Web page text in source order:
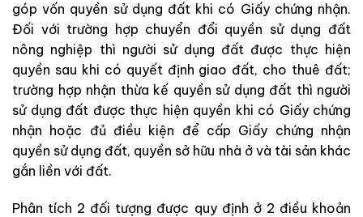
góp vốn quyền sử dụng đất khi có Giấy chứng nhận.
Đối với trường hợp chuyển đổi quyền sử dụng đất
nông nghiệp thì người sử dụng đất được thực hiện
quyền sau khi có quyết định giao đất, cho thuê đất;
trường hợp nhận thừa kế quyền sử dụng đất thì người
sử dụng đất được thực hiện quyền khi có Giấy chứng
nhận hoặc đủ điều kiện để cấp Giấy chứng nhận
quyền sử dụng đất, quyền sở hữu nhà ở và tài sản khác
gắn liền với đất.
Phân tích 2 đối tượng được quy định ở 2 điều khoản